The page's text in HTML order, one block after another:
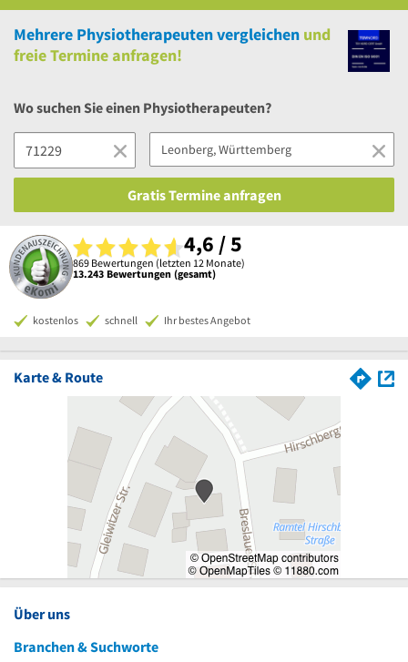
Mehrere Physiotherapeuten vergleichen und
freieTermine anfragen!
Wo suchen Sie einen Physiotherapeuten?
Gratis Termine anfragen
4,6 / 5
869 Bewertungen (letzten 12 Monate)
13.243 Bewertungen (gesamt)
kostenlos schnell Ihr bestes Angebot
Karte & Route
Über uns
Branchen & Suchworte